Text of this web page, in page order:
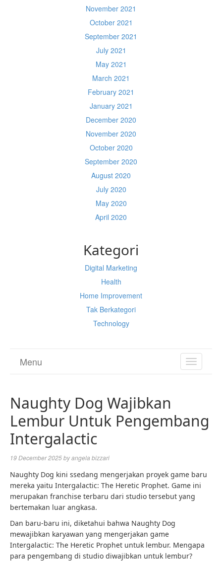
November 2021
October 2021
September 2021
July 2021
May 2021
March 2021
February 2021
January 2021
December 2020
November 2020
October 2020
September 2020
August 2020
July 2020
May 2020
April 2020
Kategori
Digital Marketing
Health
Home Improvement
Tak Berkategori
Technology
TOGGLE
Menu
Naughty Dog Wajibkan
Lembur Untuk Pengembang
Intergalactic
19 December 2025byangela bizzari
Naughty Dog kini ssedang mengerjakan proyek game baru
mereka yaitu Intergalactic: The Heretic Prophet. Game ini
merupakan franchise terbaru dari studio tersebut yang
bertemakan luar angkasa.
Dan baru-baru ini, diketahui bahwa Naughty Dog
mewajibkan karyawan yang mengerjakan game
Intergalactic: The Heretic Prophet untuk lembur. Mengapa
para pengembang di studio diwajibkan untuk lembur?